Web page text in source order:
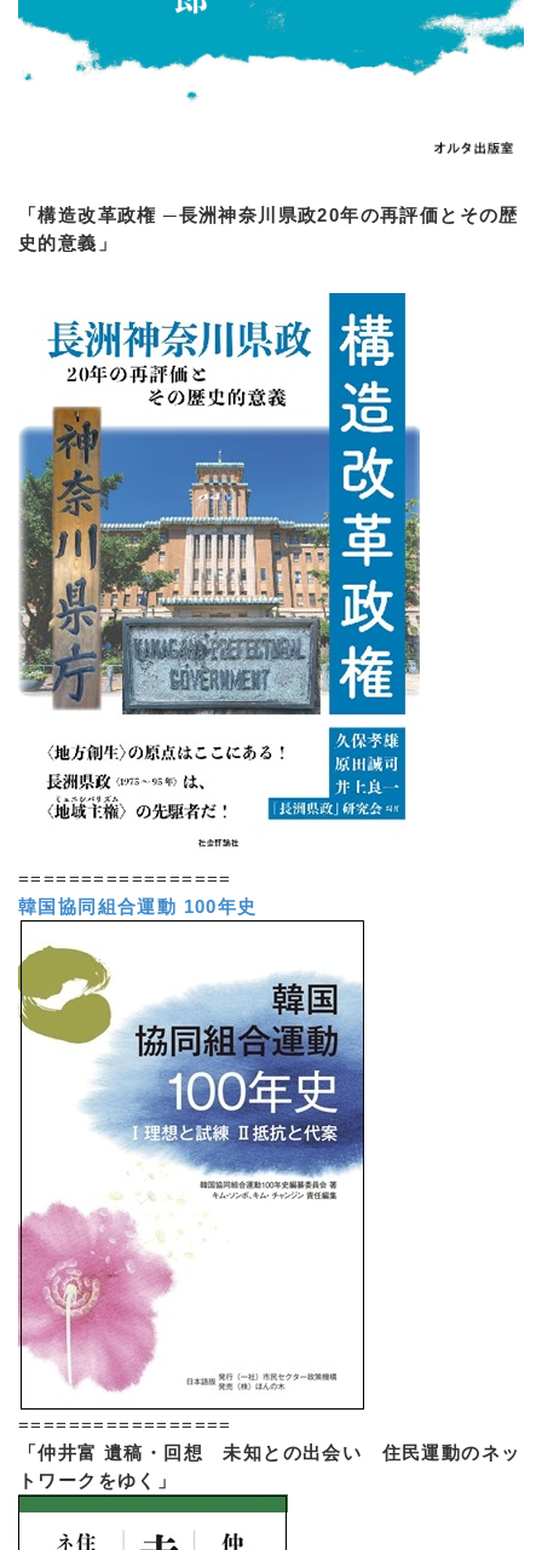
「構造改革政権 ─長洲神奈川県政20年の再評価とその歴
史的意義」
=================
韓国協同組合運動 100年史
=================
「仲井富 遺稿・回想 未知との出会い 住民運動のネッ
トワークをゆく」